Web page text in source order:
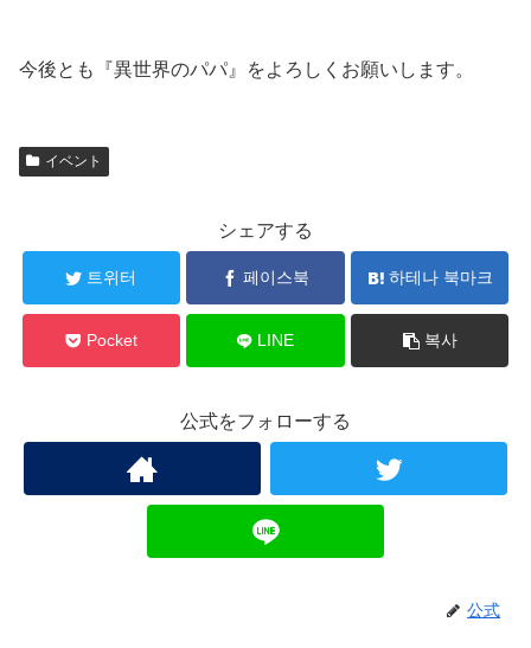
今後とも『異世界のパパ』をよろしくお願いします。
イベント
シェアする
트위터 페이스북 하테나 북마크
Pocket LINE 복사
公式をフォローする
公式